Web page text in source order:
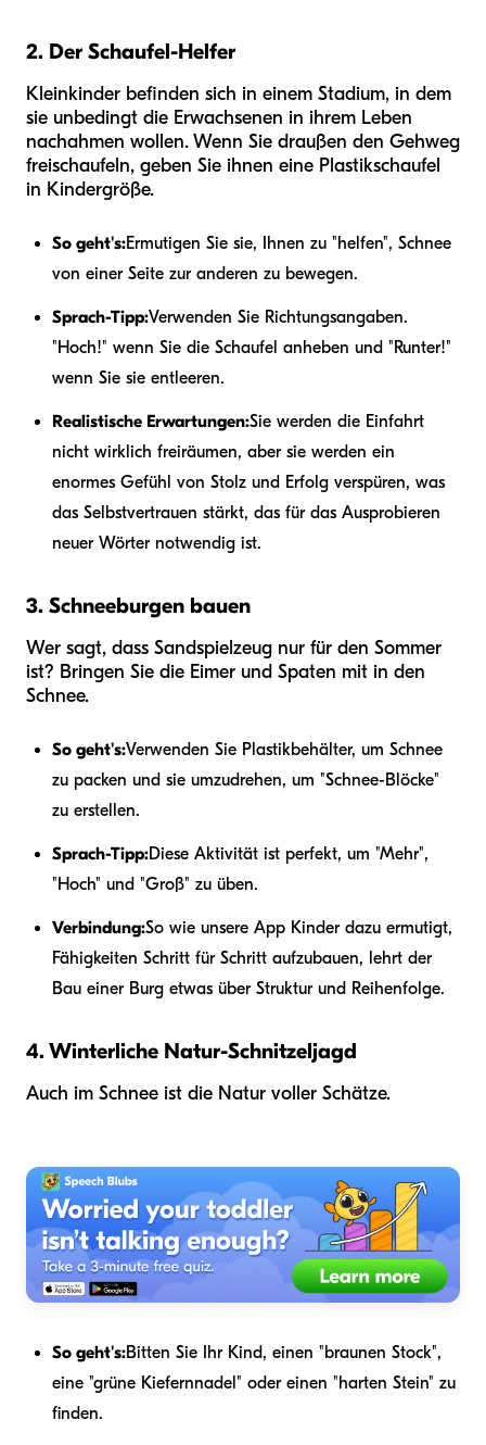
2. Der Schaufel-Helfer
Kleinkinder befinden sich in einem Stadium, in dem
sie unbedingt die Erwachsenen in ihrem Leben
nachahmen wollen. Wenn Sie draußen den Gehweg
freischaufeln, geben Sie ihnen eine Plastikschaufel
in Kindergröße.
So geht's:Ermutigen Sie sie, Ihnen zu "helfen", Schnee
von einer Seite zur anderen zu bewegen.
Sprach-Tipp:Verwenden Sie Richtungsangaben.
"Hoch!" wenn Sie die Schaufel anheben und "Runter!"
wenn Sie sie entleeren.
Realistische Erwartungen:Sie werden die Einfahrt
nicht wirklich freiräumen, aber sie werden ein
enormes Gefühl von Stolz und Erfolg verspüren, was
das Selbstvertrauen stärkt, das für das Ausprobieren
neuer Wörter notwendig ist.
3. Schneeburgen bauen
Wer sagt, dass Sandspielzeug nur für den Sommer
ist? Bringen Sie die Eimer und Spaten mit in den
Schnee.
So geht's:Verwenden Sie Plastikbehälter, um Schnee
zu packen und sie umzudrehen, um "Schnee-Blöcke"
zu erstellen.
Sprach-Tipp:Diese Aktivität ist perfekt, um "Mehr",
"Hoch" und "Groß" zu üben.
Verbindung:So wie unsere App Kinder dazu ermutigt,
Fähigkeiten Schritt für Schritt aufzubauen, lehrt der
Bau einer Burg etwas über Struktur und Reihenfolge.
4. Winterliche Natur-Schnitzeljagd
Auch im Schnee ist die Natur voller Schätze.
So geht's:Bitten Sie Ihr Kind, einen "braunen Stock",
eine "grüne Kiefernnadel" oder einen "harten Stein" zu
finden.